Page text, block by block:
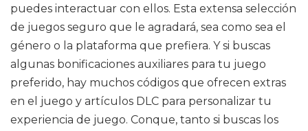
puedes interactuar con ellos. Esta extensa selección
de juegos seguro que le agradará, sea como sea el
género o la plataforma que prefiera. Y si buscas
algunas bonificaciones auxiliares para tu juego
preferido, hay muchos códigos que ofrecen extras
en el juego y artículos DLC para personalizar tu
experiencia de juego. Conque, tanto si buscas los